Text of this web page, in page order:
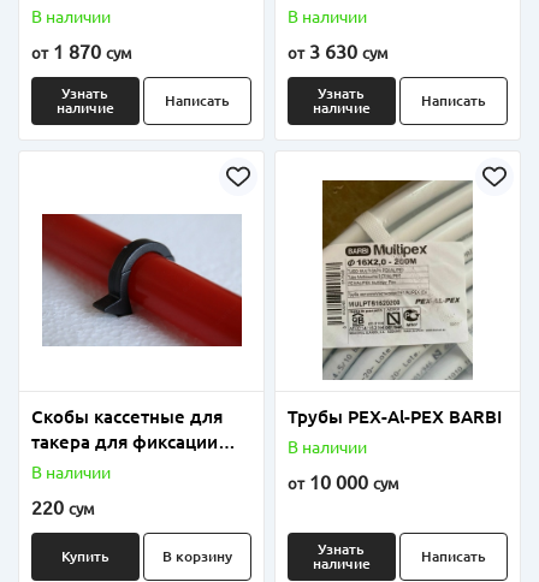
толщиной 4мм, 6мм и
В наличии
от1 870 сум
Узнать
наличие
Написать
9мм размеры от 18мм
В наличии
от3 630 сум
Узнать
наличие
Написать
Скобы кассетные для
такера для фиксации
труб напольного
В наличии
220 сум
Купить В корзину
Трубы PEX-Al-PEX BARBI
В наличии
от10 000 сум
Узнать
наличие
Написать